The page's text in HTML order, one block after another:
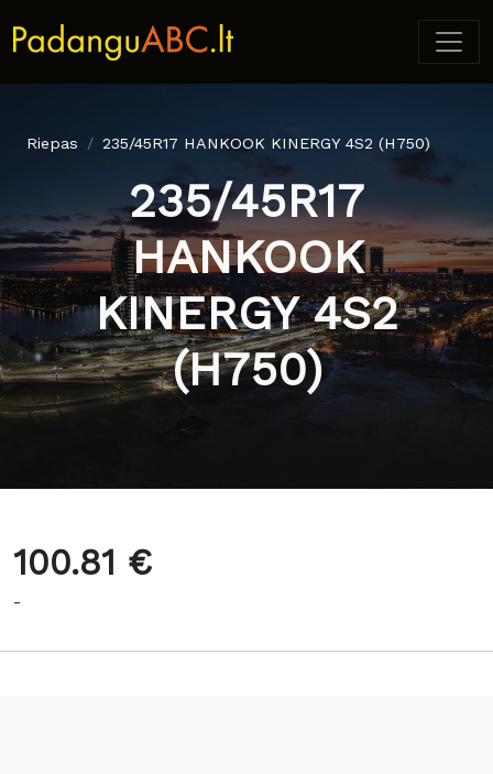
Riepas 235/45R17 HANKOOK KINERGY 4S2 (H750)
235/45R17
HANKOOK
KINERGY 4S2
(H750)
100.81 €
-